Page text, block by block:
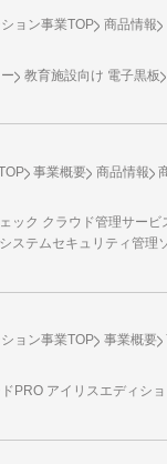
ョン事業TOP 商品情報
教育施設向け 電子黒板
事業概要 商品情報
ック クラウド管理サービ
ステムセキュリティ管理
ョン事業TOP 事業概要
PRO アイリスエディシ